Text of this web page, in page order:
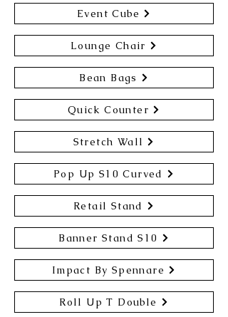
Event Cube
Lounge Chair
Bean Bags
Quick Counter
Stretch Wall
Pop Up S10 Curved
Retail Stand
Banner Stand S10
Impact By Spennare
Roll Up T Double